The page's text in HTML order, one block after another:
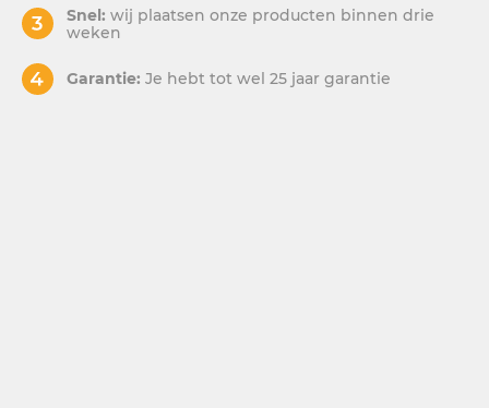
Snel: wij plaatsen onze producten binnen drie
weken
Garantie: Je hebt tot wel 25 jaar garantie